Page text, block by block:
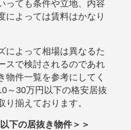
っても条件や立地、内容
によっては賃料はかなり
によって相場は異なるた
スで検討されるのであれ
物件一覧を参考にしてく
～30万円以下の格安居抜
り揃えております。
下の居抜き物件＞＞